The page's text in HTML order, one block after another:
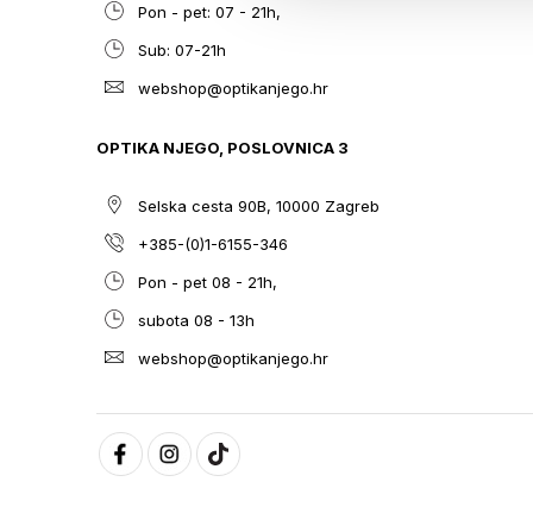
Pon - pet: 07 - 21h,
Sub: 07-21h
webshop@optikanjego.hr
OPTIKA NJEGO, POSLOVNICA 3
Selska cesta 90B, 10000 Zagreb
+385-(0)1-6155-346
Pon - pet 08 - 21h,
subota 08 - 13h
webshop@optikanjego.hr